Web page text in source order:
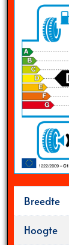
Breedte
Hoogte